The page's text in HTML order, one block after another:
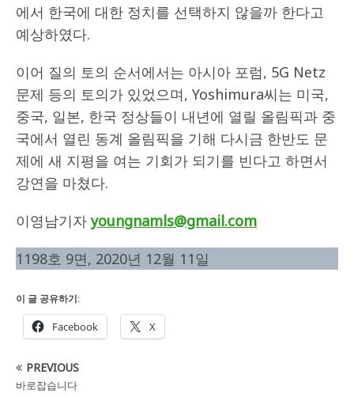
에서 한국에 대한 정치를 선택하지 않을까 한다고
예상하였다.
이어 질의 토의 순서에서는 아시아 포럼, 5G Netz
문제 등의 토의가 있었으며, Yoshimura씨는 미국,
중국, 일본, 한국 정상들이 내년에 열릴 올림픽과 중
국에서 열린 동계 올림픽을 기해 다시금 한반도 문
제에 새 지평을 여는 기회가 되기를 빈다고 하면서
강연을 마쳤다.
이영남기자youngnamls@gmail.com
1198호 9면, 2020년 12월 11일
이 글 공유하기:
Facebook X
PREVIOUS
바로잡습니다